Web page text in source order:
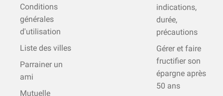
Conditions
générales
d'utilisation
Liste des villes
Parrainer un
ami
Mutuelle
indications,
durée,
précautions
Gérer et faire
fructifier son
épargne après
50 ans